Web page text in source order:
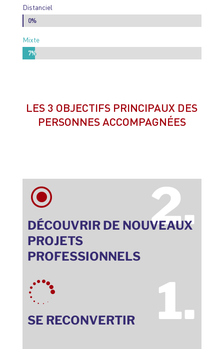
Distanciel
0%
0%
Mixte
7%
7%
LES 3 OBJECTIFS PRINCIPAUX DES
PERSONNES ACCOMPAGNÉES
\
DÉCOUVRIR DE NOUVEAUX
PROJETS
PROFESSIONNELS
2.

SE RECONVERTIR 1.